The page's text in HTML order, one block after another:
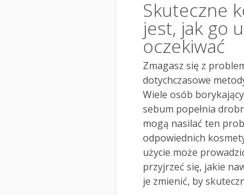
Skuteczne
jest, jak go
oczekiwać
Zmagasz się z
dotychczasowe
Wiele osób
sebum popełnia
mogą nasilać ten
odpowiednich
użycie może
przyjrzeć się, jakie
je zmienić, by